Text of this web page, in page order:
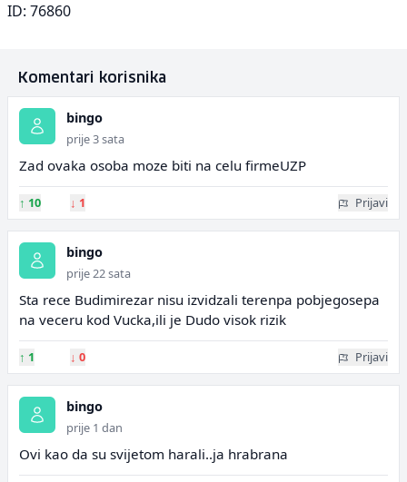
ID: 76860
Komentari korisnika
bingo
prije 3 sata
Zad ovaka osoba moze biti na celu firmeUZP
↑ 10 ↓ 1 Prijavi
bingo
prije 22 sata
Sta rece Budimirezar nisu izvidzali terenpa pobjegosepa
na veceru kod Vucka,ili je Dudo visok rizik
↑ 1 ↓ 0 Prijavi
bingo
prije 1 dan
Ovi kao da su svijetom harali..ja hrabrana